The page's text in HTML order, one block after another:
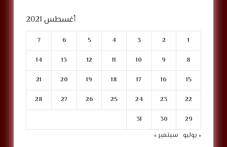
أغسطس 2021
1
2
3
4
5
6
7
8
9
10
11
12
13
14
15
16
17
18
19
20
21
22
23
24
25
26
27
28
29
30
31
« يوليو سبتمبر »